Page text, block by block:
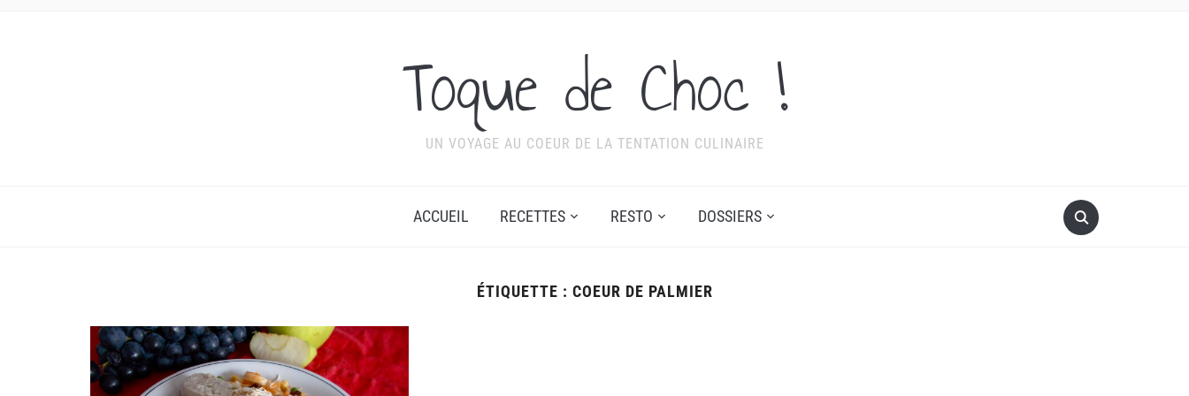
Toque de Choc !
UN VOYAGE AU COEUR DE LA TENTATION CULINAIRE
ACCUEIL RECETTES RESTO DOSSIERS
ÉTIQUETTE : COEUR DE PALMIER